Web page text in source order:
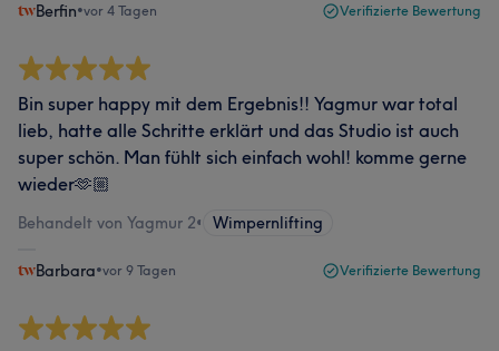
Berfin•vor 4 Tagen Verifizierte Bewertung
Bin super happy mit dem Ergebnis!! Yagmur war total
lieb, hatte alle Schritte erklärt und das Studio ist auch
super schön. Man fühlt sich einfach wohl! komme gerne
wieder🫶🏼
Behandelt von Yagmur 2• Wimpernlifting
Barbara•vor 9 Tagen Verifizierte Bewertung